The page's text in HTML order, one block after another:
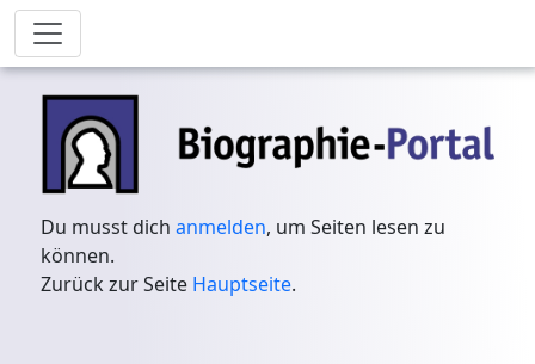
Du musst dichanmelden, um Seiten lesen zu
können.
Zurück zur Seite Hauptseite.